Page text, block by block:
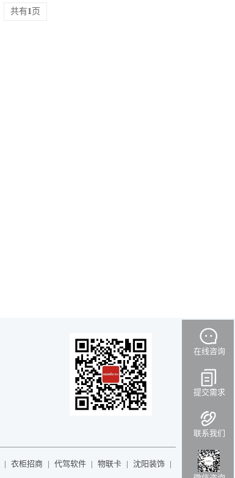
共有1页
| 衣柜招商 | 代驾软件 | 物联卡 | 沈阳装饰 |
在线咨询
提交需求
联系我们
您
好，
提供
夫
销售：